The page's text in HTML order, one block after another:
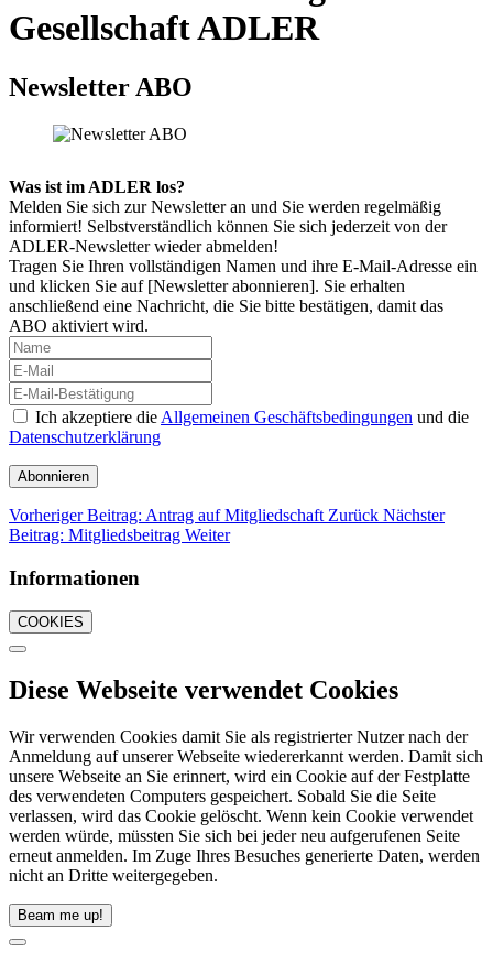
Gesellschaft ADLER
Newsletter ABO
Was ist im ADLER los?
Melden Sie sich zur Newsletter an und Sie werden regelmäßig
informiert! Selbstverständlich können Sie sich jederzeit von der
ADLER-Newsletter wieder abmelden!
Tragen Sie Ihren vollständigen Namen und ihre E-Mail-Adresse ein
und klicken Sie auf [Newsletter abonnieren]. Sie erhalten
anschließend eine Nachricht, die Sie bitte bestätigen, damit das
ABO aktiviert wird.
Ich akzeptiere die Allgemeinen Geschäftsbedingungen und die
Datenschutzerklärung
Abonnieren
Vorheriger Beitrag: Antrag auf Mitgliedschaft Zurück Nächster
Beitrag: Mitgliedsbeitrag Weiter
Informationen
COOKIES
Diese Webseite verwendet Cookies
Wir verwenden Cookies damit Sie als registrierter Nutzer nach der
Anmeldung auf unserer Webseite wiedererkannt werden. Damit sich
unsere Webseite an Sie erinnert, wird ein Cookie auf der Festplatte
des verwendeten Computers gespeichert. Sobald Sie die Seite
verlassen, wird das Cookie gelöscht. Wenn kein Cookie verwendet
werden würde, müssten Sie sich bei jeder neu aufgerufenen Seite
erneut anmelden. Im Zuge Ihres Besuches generierte Daten, werden
nicht an Dritte weitergegeben.
Beam me up!